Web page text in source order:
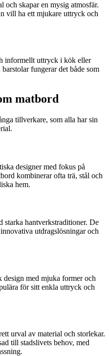
och skapar en mysig atmosfär.
vill ha ett mjukare uttryck och
informellt uttryck i kök eller
fungerar det både som
matbord
tillverkare, som alla har sin
designer med fokus på
kombinerar ofta trä, stål och
hem.
starka hantverkstraditioner. De
utdragslösningar och
med mjuka former och
för sitt enkla uttryck och
urval av material och storlekar.
till stadslivets behov, med